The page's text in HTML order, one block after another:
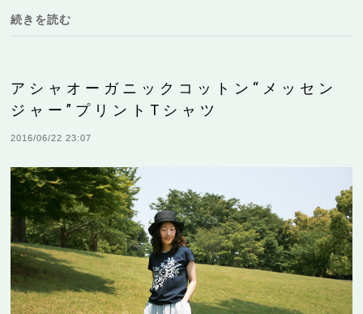
続きを読む
アシャオーガニックコットン“メッセン
ジャー”プリントTシャツ
2016/06/22 23:07